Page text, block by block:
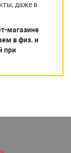
даже в
магазине
в физ. и
при